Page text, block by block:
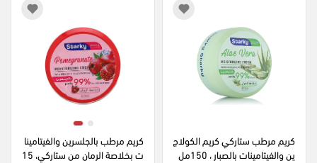
كريم مرطب ستاركي كريم الكولاج
ين والفيتامينات بالصبار ، 150مل
كريم مرطب بالجلسرين والفيتامينا
ت بخلاصة الرمان من ستاركي، 15